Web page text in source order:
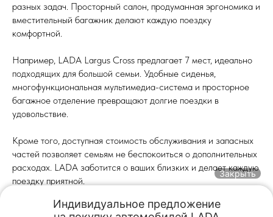
разных задач. Просторный салон, продуманная эргономика и
вместительный багажник делают каждую поездку
комфортной.
Например, LADA Largus Cross предлагает 7 мест, идеально
подходящих для большой семьи. Удобные сиденья,
многофункциональная мультимедиа-система и просторное
багажное отделение превращают долгие поездки в
удовольствие.
Кроме того, доступная стоимость обслуживания и запасных
частей позволяет семьям не беспокоиться о дополнительных
расходах. LADA заботится о ваших близких и делает каждую
поездку приятной.
2025-01-20 12:03
Закрыть
Индивидуальное предложение